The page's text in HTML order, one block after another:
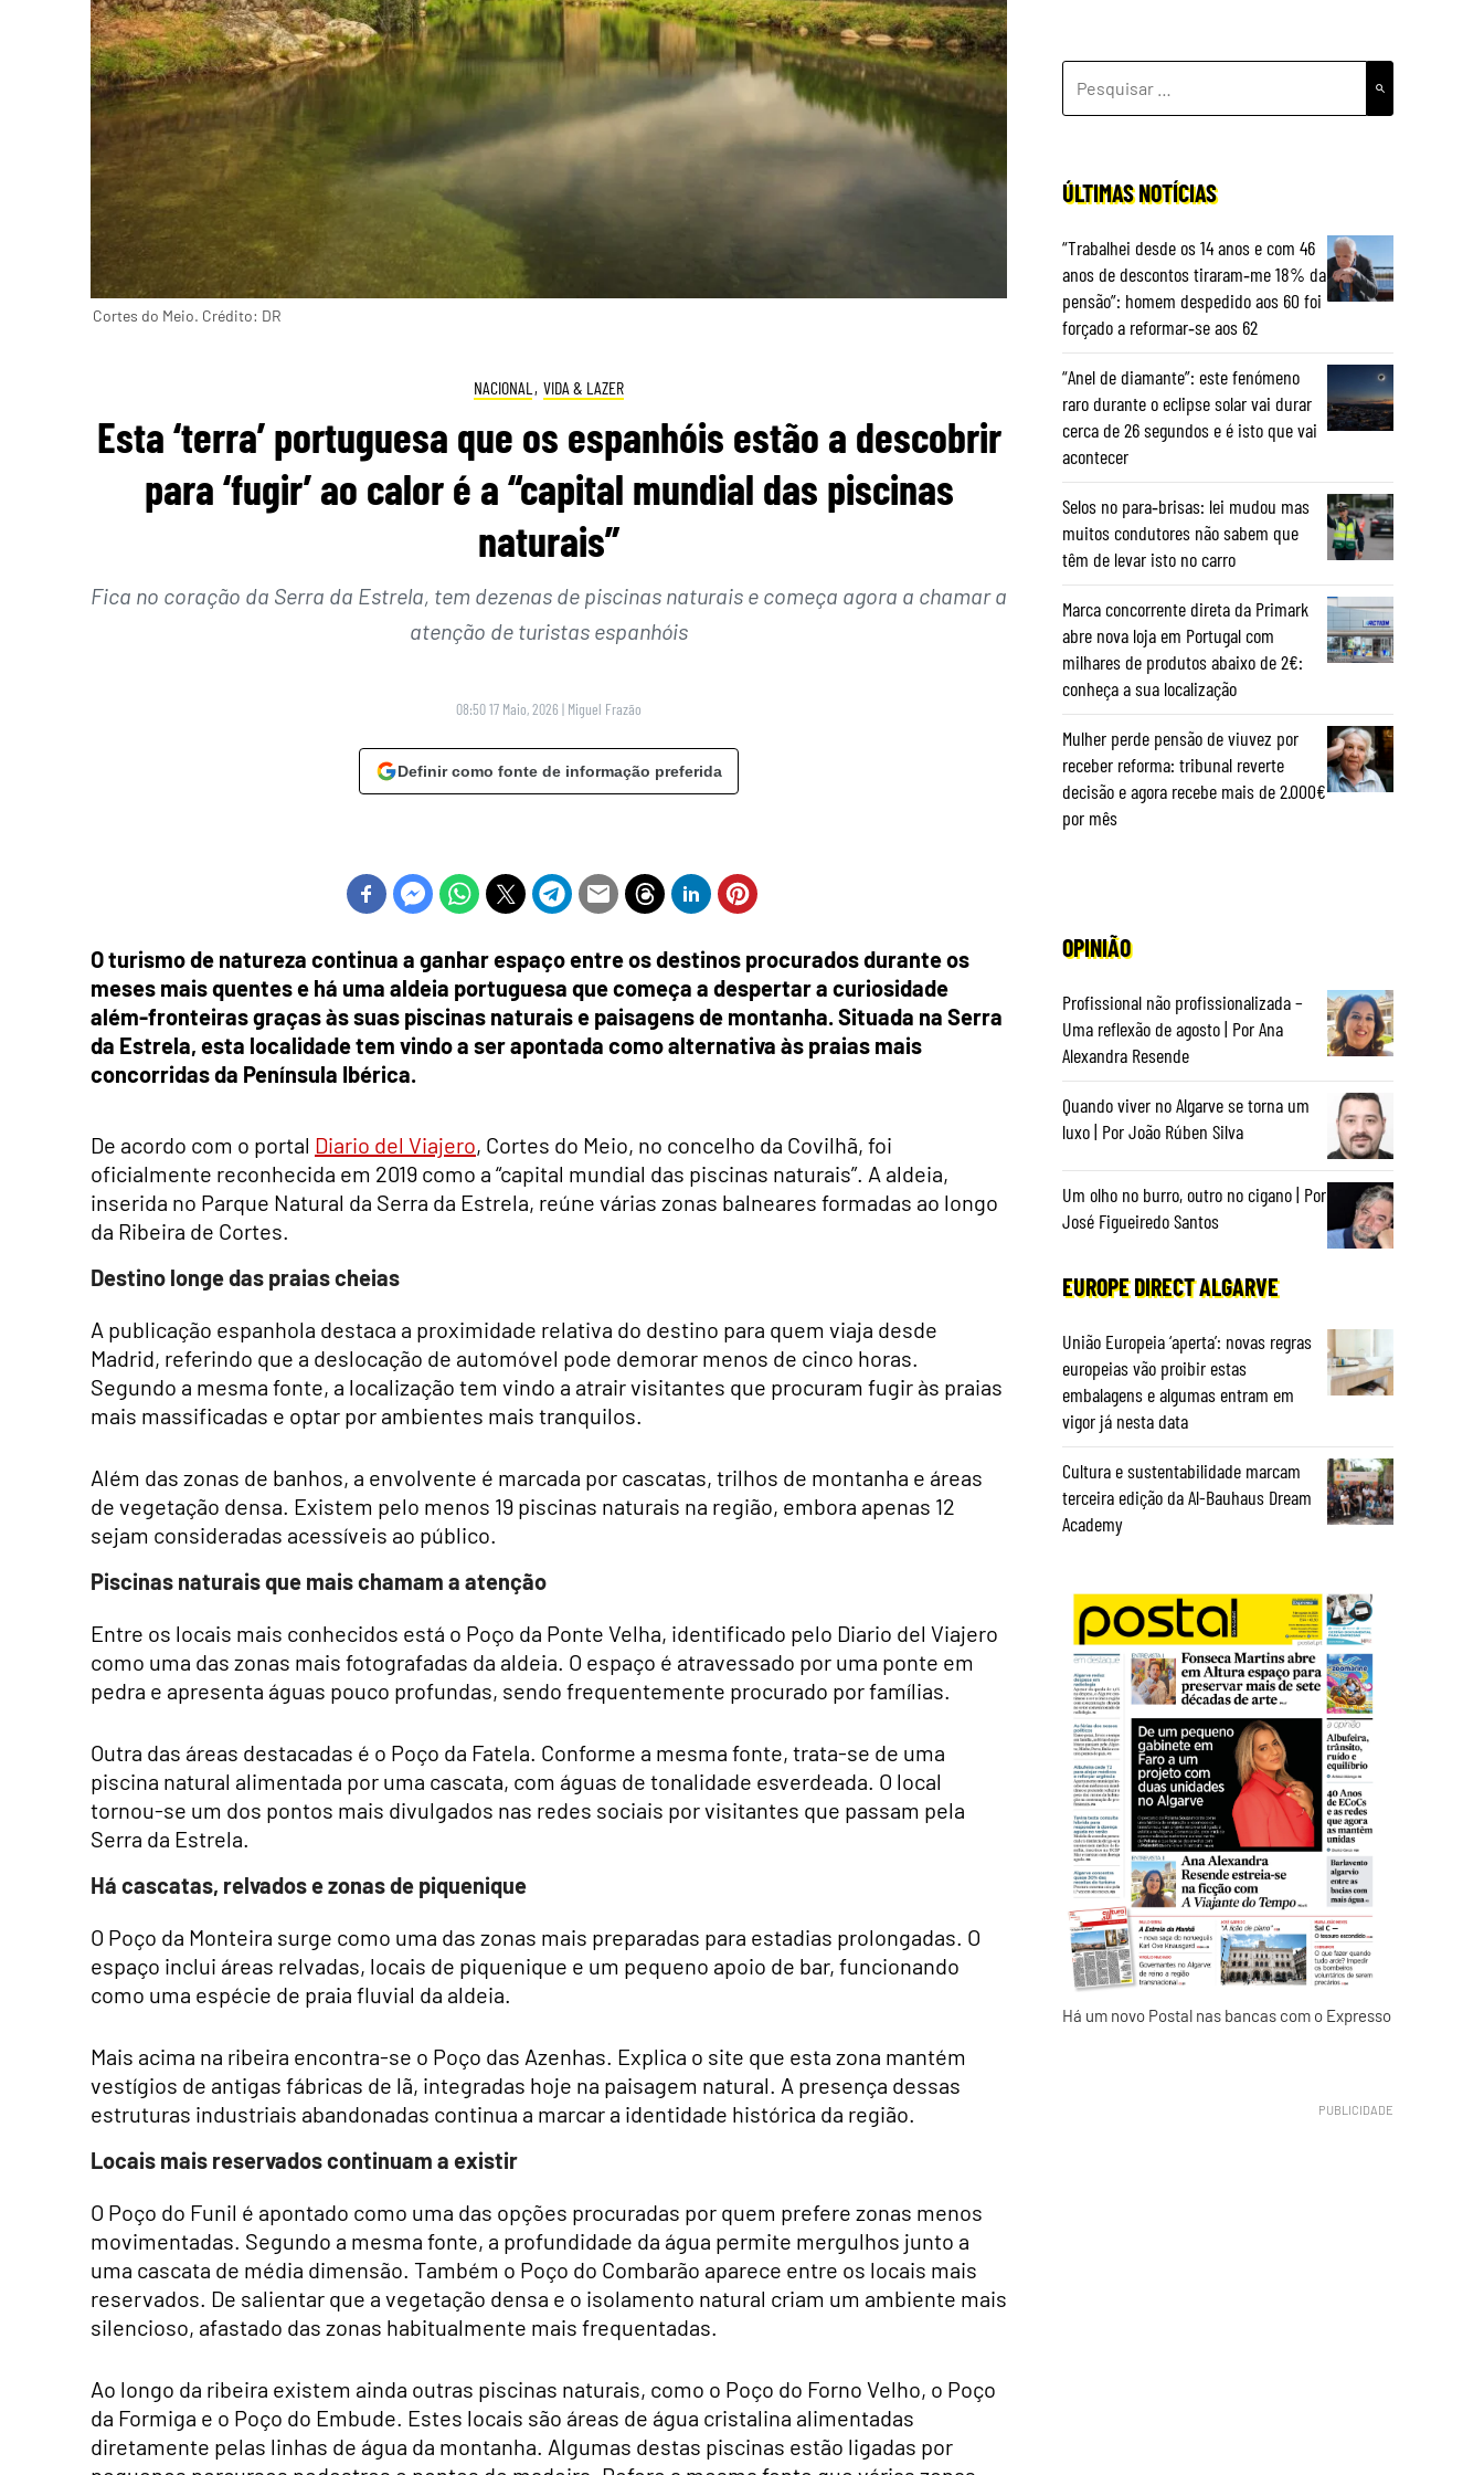
Cortes do Meio. Crédito: DR
NACIONAL , VIDA & LAZER
Esta ‘terra’ portuguesa que os espanhóis estão a descobrir
para ‘fugir’ ao calor é a “capital mundial das piscinas
naturais”
Fica no coração da Serra da Estrela, tem dezenas de piscinas naturais e começa agora a chamar a
atenção de turistas espanhóis
08:50 17 Maio, 2026 | Miguel Frazão
Definir como fonte de informação preferida
O turismo de natureza continua a ganhar espaço entre os destinos procurados durante os
meses mais quentes e há uma aldeia portuguesa que começa a despertar a curiosidade
além-fronteiras graças às suas piscinas naturais e paisagens de montanha. Situada na Serra
da Estrela, esta localidade tem vindo a ser apontada como alternativa às praias mais
concorridas da Península Ibérica.
De acordo com o portal Diario del Viajero, Cortes do Meio, no concelho da Covilhã, foi
oficialmente reconhecida em 2019 como a “capital mundial das piscinas naturais”. A aldeia,
inserida no Parque Natural da Serra da Estrela, reúne várias zonas balneares formadas ao longo
da Ribeira de Cortes.
Destino longe das praias cheias
A publicação espanhola destaca a proximidade relativa do destino para quem viaja desde
Madrid, referindo que a deslocação de automóvel pode demorar menos de cinco horas.
Segundo a mesma fonte, a localização tem vindo a atrair visitantes que procuram fugir às praias
mais massificadas e optar por ambientes mais tranquilos.
Além das zonas de banhos, a envolvente é marcada por cascatas, trilhos de montanha e áreas
de vegetação densa. Existem pelo menos 19 piscinas naturais na região, embora apenas 12
sejam consideradas acessíveis ao público.
Piscinas naturais que mais chamam a atenção
Entre os locais mais conhecidos está o Poço da Ponte Velha, identificado pelo Diario del Viajero
como uma das zonas mais fotografadas da aldeia. O espaço é atravessado por uma ponte em
pedra e apresenta águas pouco profundas, sendo frequentemente procurado por famílias.
Outra das áreas destacadas é o Poço da Fatela. Conforme a mesma fonte, trata-se de uma
piscina natural alimentada por uma cascata, com águas de tonalidade esverdeada. O local
tornou-se um dos pontos mais divulgados nas redes sociais por visitantes que passam pela
Serra da Estrela.
Há cascatas, relvados e zonas de piquenique
O Poço da Monteira surge como uma das zonas mais preparadas para estadias prolongadas. O
espaço inclui áreas relvadas, locais de piquenique e um pequeno apoio de bar, funcionando
como uma espécie de praia fluvial da aldeia.
Mais acima na ribeira encontra-se o Poço das Azenhas. Explica o site que esta zona mantém
vestígios de antigas fábricas de lã, integradas hoje na paisagem natural. A presença dessas
estruturas industriais abandonadas continua a marcar a identidade histórica da região.
Locais mais reservados continuam a existir
O Poço do Funil é apontado como uma das opções procuradas por quem prefere zonas menos
movimentadas. Segundo a mesma fonte, a profundidade da água permite mergulhos junto a
uma cascata de média dimensão. Também o Poço do Combarão aparece entre os locais mais
reservados. De salientar que a vegetação densa e o isolamento natural criam um ambiente mais
silencioso, afastado das zonas habitualmente mais frequentadas.
Ao longo da ribeira existem ainda outras piscinas naturais, como o Poço do Forno Velho, o Poço
da Formiga e o Poço do Embude. Estes locais são áreas de água cristalina alimentadas
diretamente pelas linhas de água da montanha. Algumas destas piscinas estão ligadas por
POR:
ÚLTIMAS NOTÍCIAS
“Trabalhei desde os 14 anos e com 46
anos de descontos tiraram‑me 18% da
pensão”: homem despedido aos 60 foi
forçado a reformar‑se aos 62
“Anel de diamante”: este fenómeno
raro durante o eclipse solar vai durar
cerca de 26 segundos e é isto que vai
acontecer
Selos no para‑brisas: lei mudou mas
muitos condutores não sabem que
têm de levar isto no carro
Marca concorrente direta da Primark
abre nova loja em Portugal com
milhares de produtos abaixo de 2€:
conheça a sua localização
Mulher perde pensão de viuvez por
receber reforma: tribunal reverte
decisão e agora recebe mais de 2.000€
por mês
OPINIÃO
Profissional não profissionalizada –
Uma reflexão de agosto | Por Ana
Alexandra Resende
Quando viver no Algarve se torna um
luxo | Por João Rúben Silva
Um olho no burro, outro no cigano | Por
José Figueiredo Santos
EUROPE DIRECT ALGARVE
União Europeia ‘aperta’: novas regras
europeias vão proibir estas
embalagens e algumas entram em
vigor já nesta data
Cultura e sustentabilidade marcam
terceira edição da Al-Bauhaus Dream
Academy
Há um novo Postal nas bancas com o Expresso